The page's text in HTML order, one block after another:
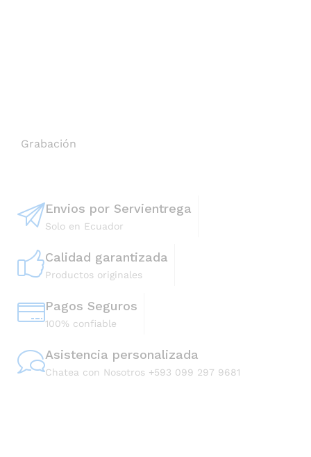
Grabación
Envios por Servientrega
Solo en Ecuador
Calidad garantizada
Productos originales
Pagos Seguros
100% confiable
Asistencia personalizada
Chatea con Nosotros +593 099 297 9681